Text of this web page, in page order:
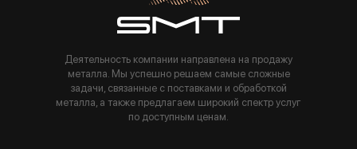
Деятельность компании направлена на продажу
металла. Мы успешно решаем самые сложные
задачи, связанные с поставками и обработкой
металла, а также предлагаем широкий спектр услуг
по доступным ценам.